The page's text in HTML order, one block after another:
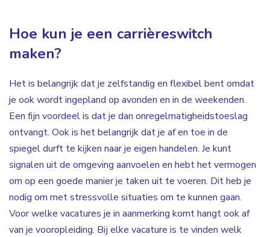
Hoe kun je een carrièreswitch
maken?
Het is belangrijk dat je zelfstandig en flexibel bent omdat
je ook wordt ingepland op avonden en in de weekenden.
Een fijn voordeel is dat je dan onregelmatigheidstoeslag
ontvangt. Ook is het belangrijk dat je af en toe in de
spiegel durft te kijken naar je eigen handelen. Je kunt
signalen uit de omgeving aanvoelen en hebt het vermogen
om op een goede manier je taken uit te voeren. Dit heb je
nodig om met stressvolle situaties om te kunnen gaan.
Voor welke vacatures je in aanmerking komt hangt ook af
van je vooropleiding. Bij elke vacature is te vinden welk